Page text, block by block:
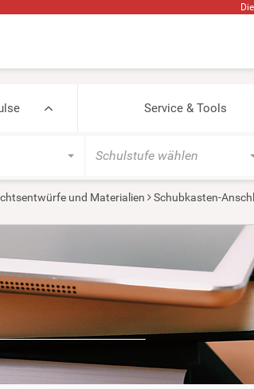
Service & Tools
Schulstufe wählen
und Materialien
Schubkasten-